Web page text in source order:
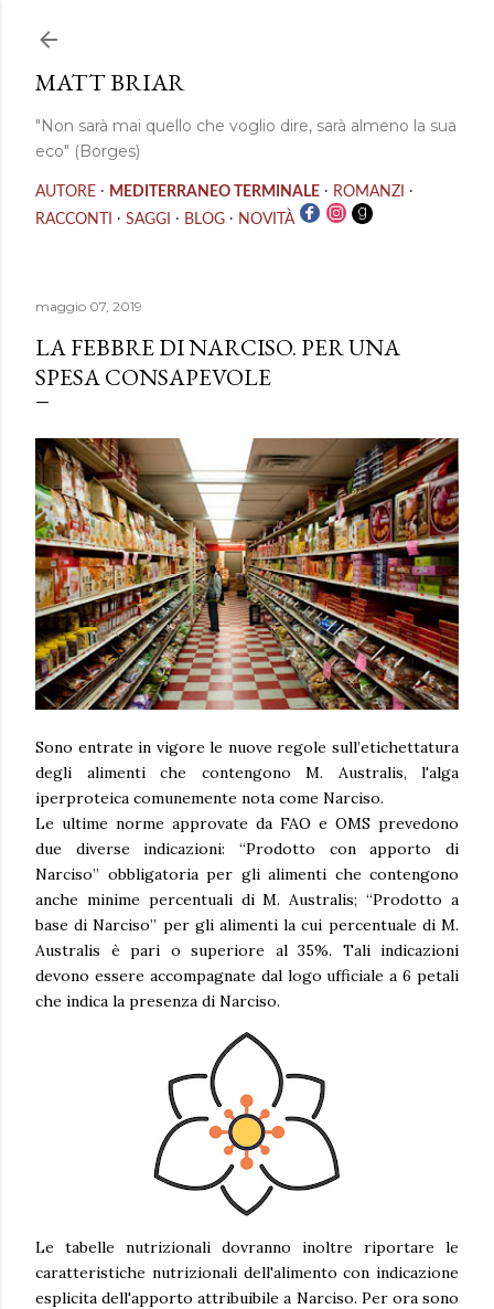
MATT BRIAR
"Non sarà mai quello che voglio dire, sarà almeno la sua
eco" (Borges)
AUTORE · MEDITERRANEO TERMINALE · ROMANZI ·
RACCONTI · SAGGI · BLOG · NOVITÀ
maggio 07, 2019
LA FEBBRE DI NARCISO. PER UNA
SPESA CONSAPEVOLE
Sono entrate in vigore le nuove regole sull’etichettatura
degli alimenti che contengono M. Australis, l'alga
iperproteica comunemente nota come Narciso.
Le ultime norme approvate da FAO e OMS prevedono
due diverse indicazioni: “Prodotto con apporto di
Narciso” obbligatoria per gli alimenti che contengono
anche minime percentuali di M. Australis; “Prodotto a
base di Narciso” per gli alimenti la cui percentuale di M.
Australis è pari o superiore al 35%. Tali indicazioni
devono essere accompagnate dal logo ufficiale a 6 petali
che indica la presenza di Narciso.
Le tabelle nutrizionali dovranno inoltre riportare le
caratteristiche nutrizionali dell'alimento con indicazione
esplicita dell'apporto attribuibile a Narciso. Per ora sono